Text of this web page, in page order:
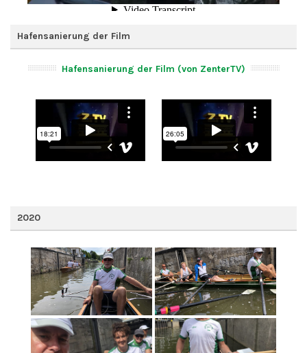
Hafensanierung der Film
Hafensanierung der Film (von ZenterTV)
2020